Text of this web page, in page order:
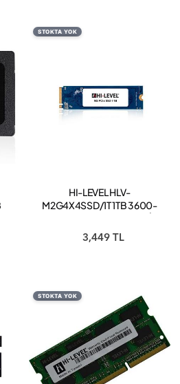
STOKTA YOK
HI-LEVEL HLV-
M2G4X4SSD/1T 1TB 3600-
DİSK
3,449 TL
STOKTA YOK